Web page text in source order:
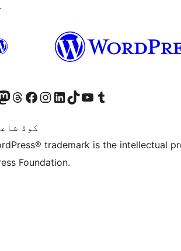
account
ہمارے
our Mastodon account
ہمارے ٹھریڈز اکاؤنٹ پر جائیں
Visit our Facebook page
Visit our Instagram account
Visit our LinkedIn account
ہمارے ٹک ٹاک اکاؤنٹ پر جائیں
Visit our YouTube channel
ہمارے ٹمبلر اکاؤنٹ پر جائیں
کوڈ
trademark is the intellectual
Foundation.